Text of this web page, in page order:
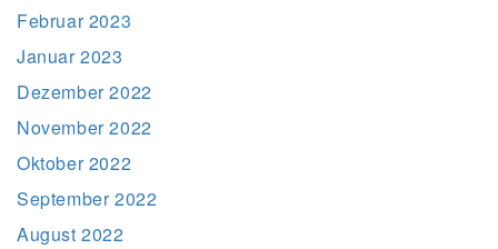
Februar 2023
Januar 2023
Dezember 2022
November 2022
Oktober 2022
September 2022
August 2022